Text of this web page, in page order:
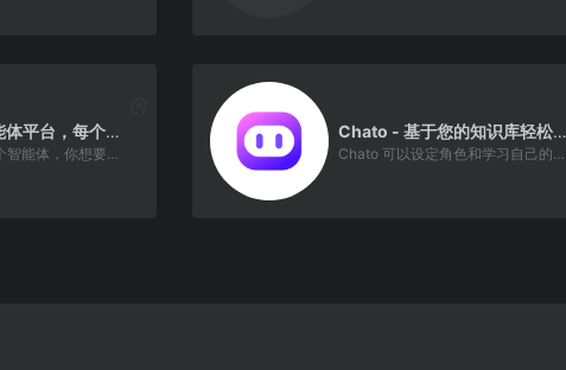
Gnomic - 智能体平台，每个人都需要一个智能体
每个人都需要一个智能体，你想要哪一款......
Chato - 基于您的知识库轻松定制专属机器人
Chato 可以设定角色和学习自己的知识库， 定制独特个性和超强能力的专属机器人。